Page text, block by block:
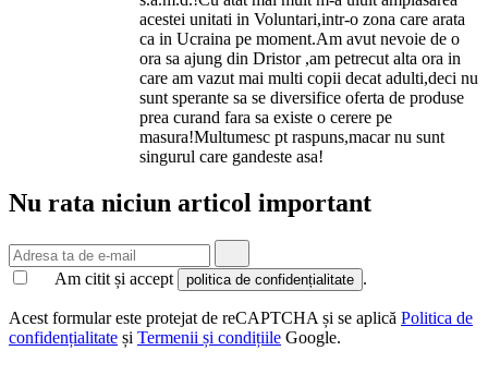
acestei unitati in Voluntari,intr-o zona care arata
ca in Ucraina pe moment.Am avut nevoie de o
ora sa ajung din Dristor ,am petrecut alta ora in
care am vazut mai multi copii decat adulti,deci nu
sunt sperante sa se diversifice oferta de produse
prea curand fara sa existe o cerere pe
masura!Multumesc pt raspuns,macar nu sunt
singurul care gandeste asa!
Nu rata niciun articol important
Am citit și accept politica de confidențialitate .
Acest formular este protejat de reCAPTCHA și se aplică Politica de
confidențialitate și Termenii și condițiile Google.